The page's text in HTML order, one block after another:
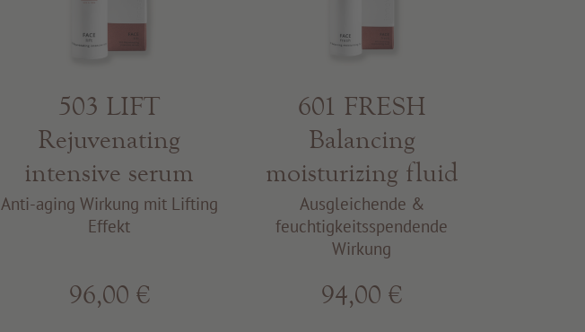
503 LIFT
Rejuvenating
intensive serum
Anti-aging Wirkung mit Lifting
Effekt
96,00 €
601 FRESH
Balancing
moisturizing fluid
Ausgleichende &
feuchtigkeitsspendende
Wirkung
94,00 €